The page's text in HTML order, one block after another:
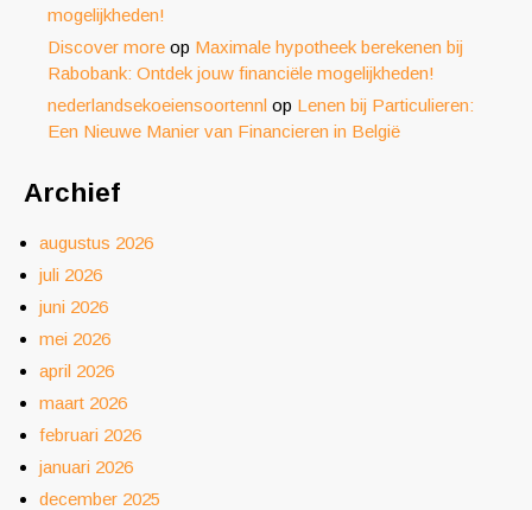
mogelijkheden!
Discover more op Maximale hypotheek berekenen bij
Rabobank: Ontdek jouw financiële mogelijkheden!
nederlandsekoeiensoortennl op Lenen bij Particulieren:
Een Nieuwe Manier van Financieren in België
Archief
augustus 2026
juli 2026
juni 2026
mei 2026
april 2026
maart 2026
februari 2026
januari 2026
december 2025